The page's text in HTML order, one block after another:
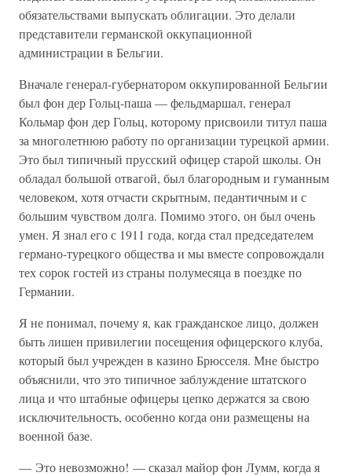
обязательствами выпускать облигации. Это делали
представители германской оккупационной
администрации в Бельгии.
Вначале генерал-губернатором оккупированной Бельгии
был фон дер Гольц-паша — фельдмаршал, генерал
Кольмар фон дер Гольц, которому присвоили титул паша
за многолетнюю работу по организации турецкой армии.
Это был типичный прусский офицер старой школы. Он
обладал большой отвагой, был благородным и гуманным
человеком, хотя отчасти скрытным, педантичным и с
большим чувством долга. Помимо этого, он был очень
умен. Я знал его с 1911 года, когда стал председателем
германо-турецкого общества и мы вместе сопровождали
тех сорок гостей из страны полумесяца в поездке по
Германии.
Я не понимал, почему я, как гражданское лицо, должен
быть лишен привилегии посещения офицерского клуба,
который был учрежден в казино Брюсселя. Мне быстро
объяснили, что это типичное заблуждение штатского
лица и что штабные офицеры цепко держатся за свою
исключительность, особенно когда они размещены на
военной базе.
— Это невозможно! — сказал майор фон Лумм, когда я